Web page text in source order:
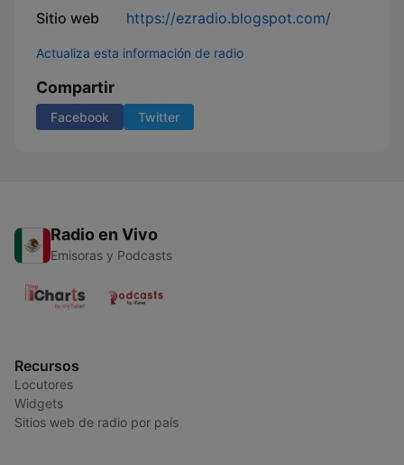
Sitio web https://ezradio.blogspot.com/
Actualiza esta información de radio
Compartir
Facebook Twitter
Radio en Vivo
Emisoras y Podcasts
Recursos
Locutores
Widgets
Sitios web de radio por país